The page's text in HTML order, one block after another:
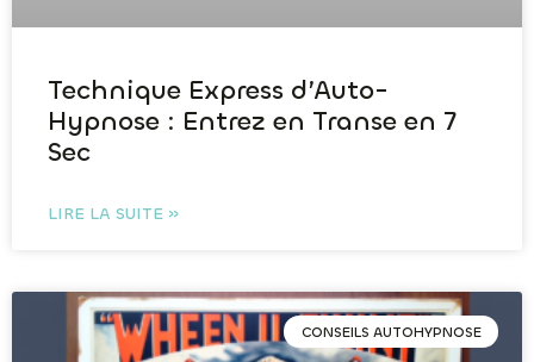
Technique Express d’Auto-
Hypnose : Entrez en Transe en 7
Sec
LIRE LA SUITE »
CONSEILS AUTOHYPNOSE